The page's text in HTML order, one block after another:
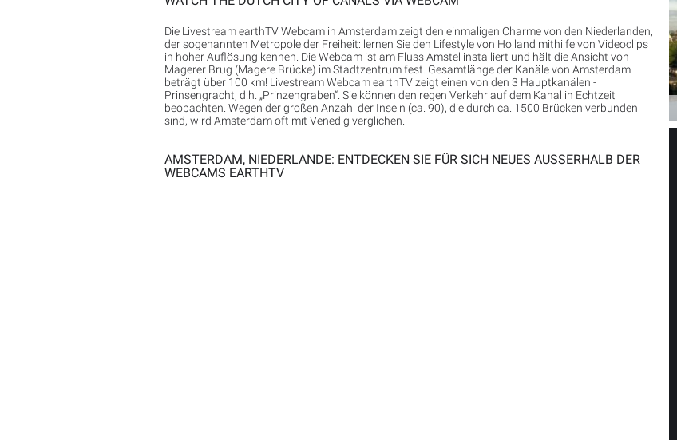
Die Livestream earthTV Webcam in Amsterdam zeigt den einmaligen Charme von den Niederlanden,
der sogenannten Metropole der Freiheit: lernen Sie den Lifestyle von Holland mithilfe von Videoclips
in hoher Auflösung kennen. Die Webcam ist am Fluss Amstel installiert und hält die Ansicht von
Magerer Brug (Magere Brücke) im Stadtzentrum fest. Gesamtlänge der Kanäle von Amsterdam
beträgt über 100 km! Livestream Webcam earthTV zeigt einen von den 3 Hauptkanälen -
Prinsengracht, d.h. „Prinzengraben“. Sie können den regen Verkehr auf dem Kanal in Echtzeit
beobachten. Wegen der großen Anzahl der Inseln (ca. 90), die durch ca. 1500 Brücken verbunden
sind, wird Amsterdam oft mit Venedig verglichen.
AMSTERDAM, NIEDERLANDE: ENTDECKEN SIE FÜR SICH NEUES AUSSERHALB DER W
EBCAMS EARTHTV